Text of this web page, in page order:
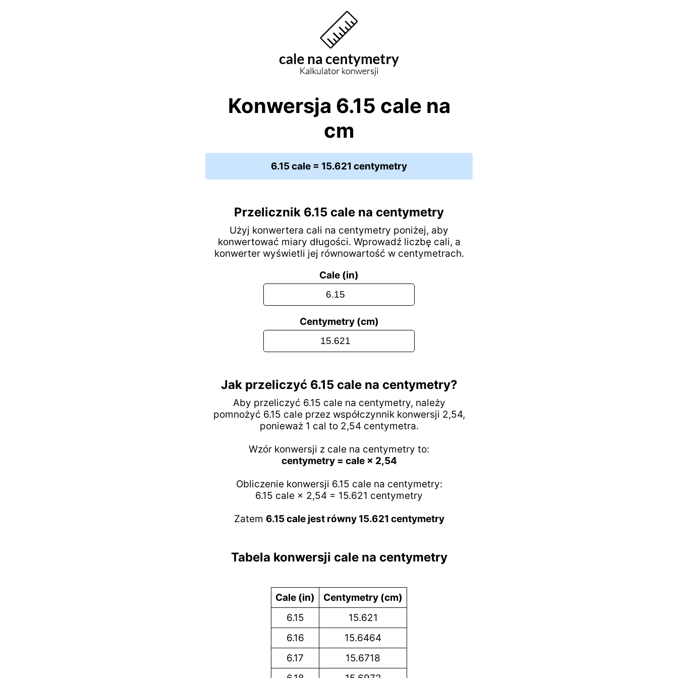
Konwersja 6.15 cale na
cm
6.15 cale = 15.621 centymetry
Przelicznik 6.15 cale na centymetry
Użyj konwertera cali na centymetry poniżej, aby
konwertować miary długości. Wprowadź liczbę cali, a
konwerter wyświetli jej równowartość w centymetrach.
Cale (in)
Centymetry (cm)
Jak przeliczyć 6.15 cale na centymetry?
Aby przeliczyć 6.15 cale na centymetry, należy
pomnożyć 6.15 cale przez współczynnik konwersji 2,54,
ponieważ 1 cal to 2,54 centymetra.
Wzór konwersji z cale na centymetry to:
centymetry = cale × 2,54
Obliczenie konwersji 6.15 cale na centymetry:
6.15 cale × 2,54 = 15.621 centymetry
Zatem 6.15 cale jest równy 15.621 centymetry
Tabela konwersji cale na centymetry
Cale (in)
Centymetry (cm)
6.15
15.621
6.16
15.6464
6.17
15.6718